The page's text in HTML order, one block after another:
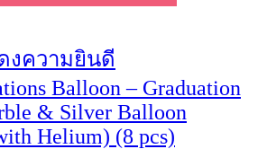
งความยินดี
Balloon – Graduation
& Silver Balloon
Helium) (8 pcs)